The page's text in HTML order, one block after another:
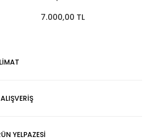
7.000,00 TL
YELPAZESİ